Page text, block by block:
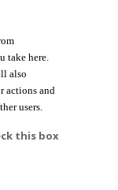
take here.
also
actions and
users.
this box